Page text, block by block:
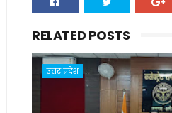
RELATED POSTS
उत्तर प्रदेश